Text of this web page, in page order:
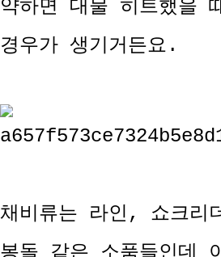
약하면 대물 히트했을
경우가 생기거든요.
채비류는 라인, 쇼크
봉돌 같은 소품들인데